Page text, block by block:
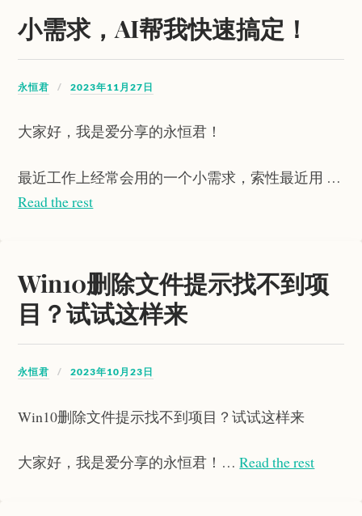
小需求，AI帮我快速搞定！
永恒君 2023年11月27日
大家好，我是爱分享的永恒君！
最近工作上经常会用的一个小需求，索性最近用 …
Read the rest
Win10删除文件提示找不到项
目？试试这样来
永恒君 2023年10月23日
Win10删除文件提示找不到项目？试试这样来
大家好，我是爱分享的永恒君！…Read the rest